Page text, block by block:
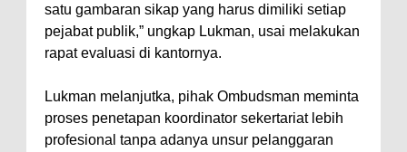
satu gambaran sikap yang harus dimiliki setiap
pejabat publik,” ungkap Lukman, usai melakukan
rapat evaluasi di kantornya.
Lukman melanjutka, pihak Ombudsman meminta
proses penetapan koordinator sekertariat lebih
profesional tanpa adanya unsur pelanggaran